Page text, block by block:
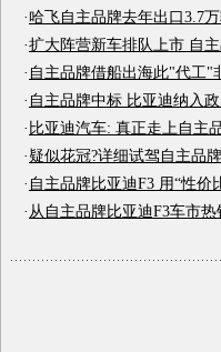
·哈飞自主品牌去年出口3.7
·扩大阵营新车排队上市 自
· 自主品牌借船出海此"代工"
· 自主品牌中标 比亚迪纳入
· 比亚迪汽车: 真正走上自主
·疑似花冠?详细试驾自主品
· 自主品牌比亚迪F3 用“性价
· 从自主品牌比亚迪F3车市